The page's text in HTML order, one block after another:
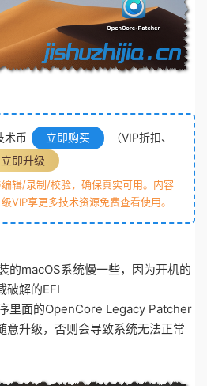
术币 立即购买
（VIP折扣、
立即升级
辑/录制/校验，确保真实可用。内容
VIP享更多技术资源免费查看使用。
的macOS系统慢一些，因为开机的
破解的EFI
里面的OpenCore Legacy Patcher
意升级，否则会导致系统无法正常